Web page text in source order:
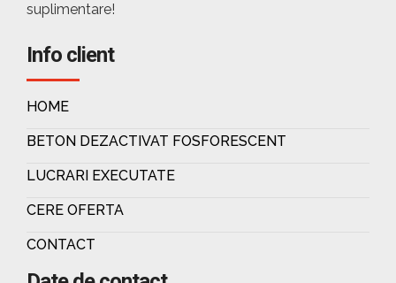
suplimentare!
Info client
HOME
BETON DEZACTIVAT FOSFORESCENT
LUCRARI EXECUTATE
CERE OFERTA
CONTACT